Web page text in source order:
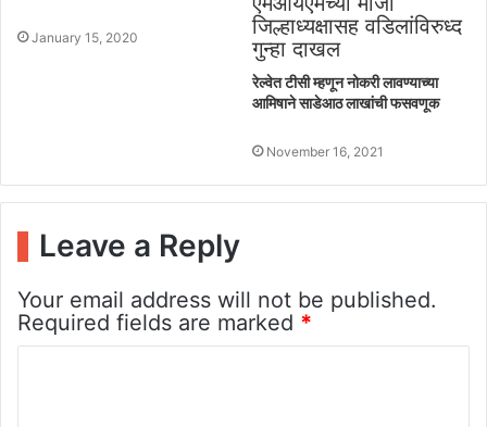
January 15, 2020
रेल्वेत टीसी म्हणून नोकरी लावण्याच्या
आमिषाने साडेआठ लाखांची फसवणूक
November 16, 2021
Leave a Reply
Your email address will not be published.
Required fields are marked *